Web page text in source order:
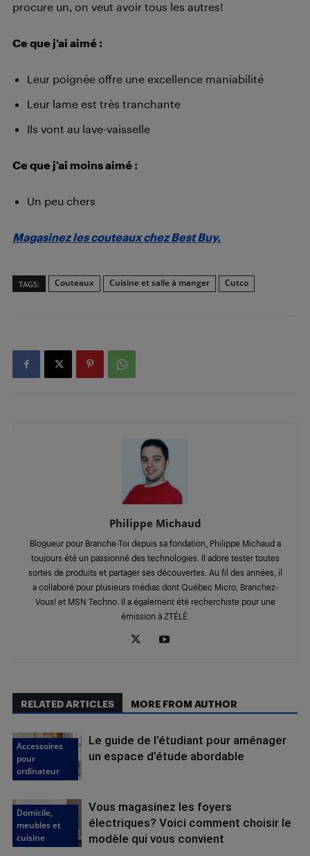
procure un, on veut avoir tous les autres!
Ce que j’ai aimé :
Leur poignée offre une excellence maniabilité
Leur lame est très tranchante
Ils vont au lave-vaisselle
Ce que j’ai moins aimé :
Un peu chers
Magasinez les couteaux chez Best Buy.
TAGS: Couteaux Cuisine et salle à manger Cutco
Philippe Michaud
Blogueur pour Branche-Toi depuis sa fondation, Philippe Michaud a
toujours été un passionné des technologies. Il adore tester toutes
sortes de produits et partager ses découvertes. Au fil des années, il
a collaboré pour plusieurs médias dont Québec Micro, Branchez-
Vous! et MSN Techno. Il a également été recherchiste pour une
émission à ZTÉLÉ.
RELATED ARTICLES MORE FROM AUTHOR
Accessoires
pour
ordinateur
Le guide de l’étudiant pour aménager
un espace d’étude abordable
Domicile,
meubles et
cuisine
Vous magasinez les foyers
électriques? Voici comment choisir le
modèle qui vous convient